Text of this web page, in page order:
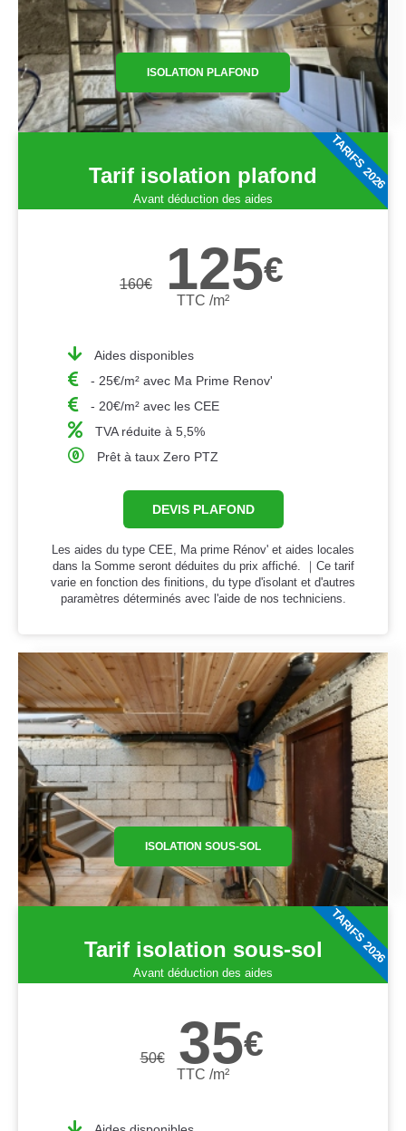
ISOLATION PLAFOND
Tarif isolation plafond
Avant déduction des aides
160€ 125€
TTC /m²
Aides disponibles
- 25€/m² avec Ma Prime Renov'
- 20€/m² avec les CEE
TVA réduite à 5,5%
Prêt à taux Zero PTZ
DEVIS PLAFOND
Les aides du type CEE, Ma prime Rénov' et aides locales
dans la Somme seront déduites du prix affiché. ｜Ce tarif
varie en fonction des finitions, du type d'isolant et d'autres
paramètres déterminés avec l'aide de nos techniciens.
TARIFS 2026
ISOLATION SOUS-SOL
Tarif isolation sous-sol
Avant déduction des aides
50€ 35€
TTC /m²
TARIFS 2026